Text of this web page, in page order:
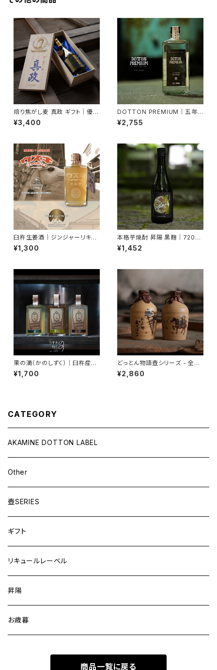
焙り焦がし麦 真政 ギフト｜優等
賞受賞【令和7年度 熊本国税
局】麦焼酎・香ばしい贈り物 72
¥3,400
DOTTON PREMIUM｜五年
熟成・プレミアム麦焼酎 30度
【芳醇・濃厚・贅沢仕上げ】720
¥2,755
臼杵生姜酒｜ジンジャーリキュ
ール｜大分・臼杵産生姜使用
¥1,300
本格芋焼酎 昇陽 黒麹｜720ml
常圧・減圧ブレンド 25度【香り
豊か・まろやか】
¥1,452
果の滴（かのしずく）｜臼杵産果
実リキュール【梅／かぼす／キウ
イ】USUKI Liqueur 500ml
¥1,700
どっとん物語壺シリーズ - 全２
種類【受注生産 納期：最大1ヶ
月】
¥2,860
CATEGORY
AKAMINE DOTTON LABEL
Other
壺SERIES
ギフト
リキュールレーベル
昇陽
お歳暮
商品一覧に戻る